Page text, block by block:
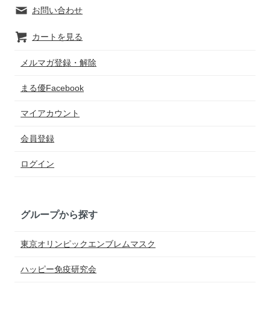
お問い合わせ
カートを見る
メルマガ登録・解除
まる優Facebook
マイアカウント
会員登録
ログイン
グループから探す
東京オリンピックエンブレムマスク
ハッピー免疫研究会